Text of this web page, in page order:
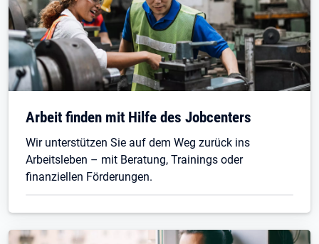
Arbeit finden mit Hilfe des Jobcenters
Wir unterstützen Sie auf dem Weg zurück ins
Arbeitsleben – mit Beratung, Trainings oder
finanziellen Förderungen.